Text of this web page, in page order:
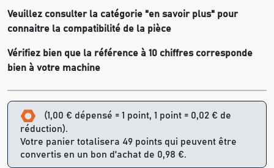
Veuillez consulter la catégorie "en savoir plus" pour
connaitre la compatibilité de la pièce
Vérifiez bien que la référence à 10 chiffres corresponde
bien à votre machine
(1,00 € dépensé = 1 point, 1 point = 0,02 € de
réduction).
Votre panier totalisera 49 points qui peuvent être
convertis en un bon d'achat de 0,98 €.